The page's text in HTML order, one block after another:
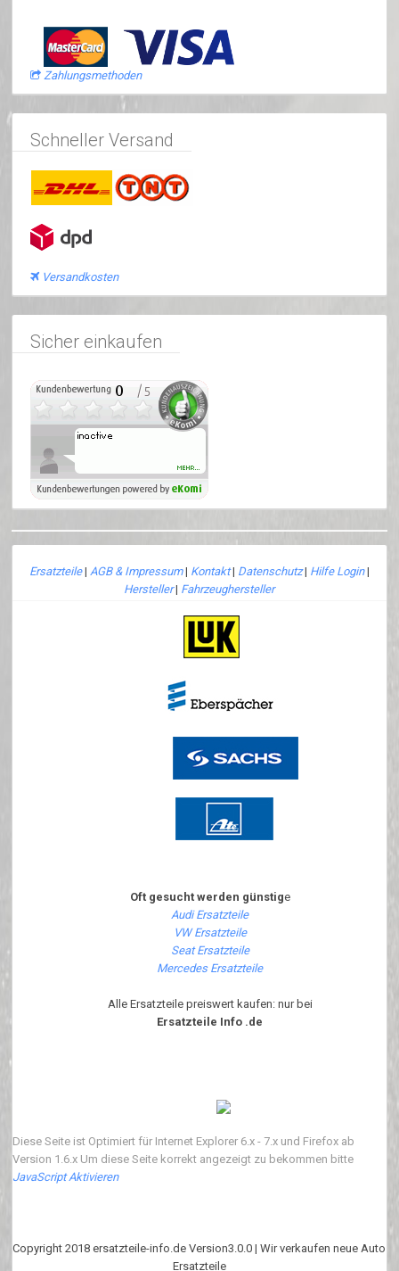
Zahlungsmethoden
Schneller Versand
Versandkosten
Sicher einkaufen
Ersatzteile| AGB & Impressum| Kontakt| Datenschutz| Hilfe Login|
Hersteller| Fahrzeughersteller
Oft gesucht werden günstige
Audi Ersatzteile
VW Ersatzteile
Seat Ersatzteile
Mercedes Ersatzteile
Alle Ersatzteile preiswert kaufen: nur bei
Ersatzteile Info .de
Diese Seite ist Optimiert für Internet Explorer 6.x - 7.x und Firefox ab
Version 1.6.x Um diese Seite korrekt angezeigt zu bekommen bitte
JavaScript Aktivieren
Copyright 2018 ersatzteile-info.de Version3.0.0 | Wir verkaufen neue Auto
Ersatzteile